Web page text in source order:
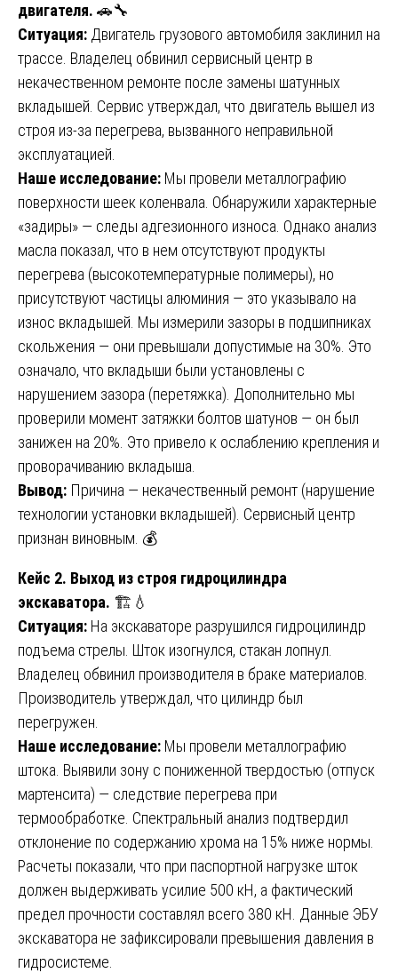
двигателя. 🚗🔧
Ситуация: Двигатель грузового автомобиля заклинил на
трассе. Владелец обвинил сервисный центр в
некачественном ремонте после замены шатунных
вкладышей. Сервис утверждал, что двигатель вышел из
строя из-за перегрева, вызванного неправильной
эксплуатацией.
Наше исследование: Мы провели металлографию
поверхности шеек коленвала. Обнаружили характерные
«задиры» — следы адгезионного износа. Однако анализ
масла показал, что в нем отсутствуют продукты
перегрева (высокотемпературные полимеры), но
присутствуют частицы алюминия — это указывало на
износ вкладышей. Мы измерили зазоры в подшипниках
скольжения — они превышали допустимые на 30%. Это
означало, что вкладыши были установлены с
нарушением зазора (перетяжка). Дополнительно мы
проверили момент затяжки болтов шатунов — он был
занижен на 20%. Это привело к ослаблению крепления и
проворачиванию вкладыша.
Вывод: Причина — некачественный ремонт (нарушение
технологии установки вкладышей). Сервисный центр
признан виновным. 💰
Кейс 2. Выход из строя гидроцилиндра
экскаватора. 🏗️💧
Ситуация: На экскаваторе разрушился гидроцилиндр
подъема стрелы. Шток изогнулся, стакан лопнул.
Владелец обвинил производителя в браке материалов.
Производитель утверждал, что цилиндр был
перегружен.
Наше исследование: Мы провели металлографию
штока. Выявили зону с пониженной твердостью (отпуск
мартенсита) — следствие перегрева при
термообработке. Спектральный анализ подтвердил
отклонение по содержанию хрома на 15% ниже нормы.
Расчеты показали, что при паспортной нагрузке шток
должен выдерживать усилие 500 кН, а фактический
предел прочности составлял всего 380 кН. Данные ЭБУ
экскаватора не зафиксировали превышения давления в
гидросистеме.